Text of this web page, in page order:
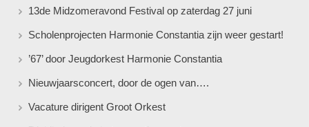
13de Midzomeravond Festival op zaterdag 27 juni
Scholenprojecten Harmonie Constantia zijn weer gestart!
’67’ door Jeugdorkest Harmonie Constantia
Nieuwjaarsconcert, door de ogen van….
Vacature dirigent Groot Orkest